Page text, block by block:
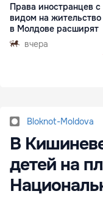
Права иностранцев с
видом на жительство
в Молдове расширят
вчера
Bloknot-Moldova
В
детей на